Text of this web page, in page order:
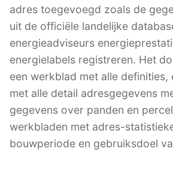
adres toegevoegd zoals de
uit de officiële landelijke
energieadviseurs
energielabels registreren. Het
een werkblad met alle definities,
met alle detail adresgegevens
gegevens over panden en
werkbladen met adres-
bouwperiode en gebruiksdoel